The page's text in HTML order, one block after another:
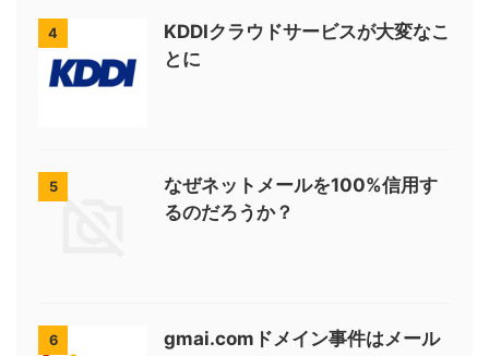
4
KDDIクラウドサービスが大変なこ
とに
5
なぜネットメールを100%信用す
るのだろうか？
6
gmai.comドメイン事件はメール